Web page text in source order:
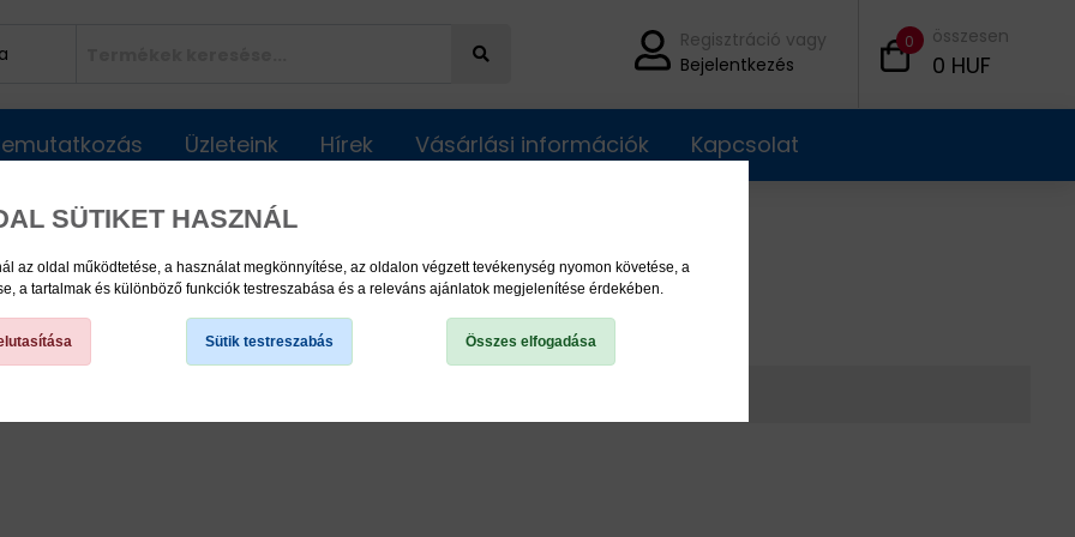
SÜTIKET HASZNÁL
az oldal működtetése, a használat megkönnyítése, az oldalon végzett tevékenység nyomon követése, a
a tartalmak és különböző funkciók testreszabása és a releváns ajánlatok megjelenítése érdekében.
Sütik testreszabás Összes elfogadása
Regisztráció vagy
Bejelentkezés
0 összesen
0 HUF
Üzleteink Hírek Vásárlási információk Kapcsolat